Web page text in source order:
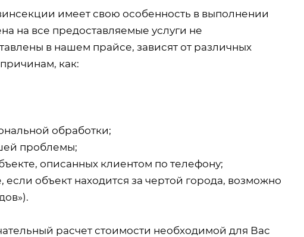
имеет свою особенность в выполнении
на все предоставляемые услуги не
в нашем прайсе, зависят от различных
как:
обработки;
проблемы;
описанных клиентом по телефону;
объект находится за чертой города, возможно
расчет стоимости необходимой для Вас